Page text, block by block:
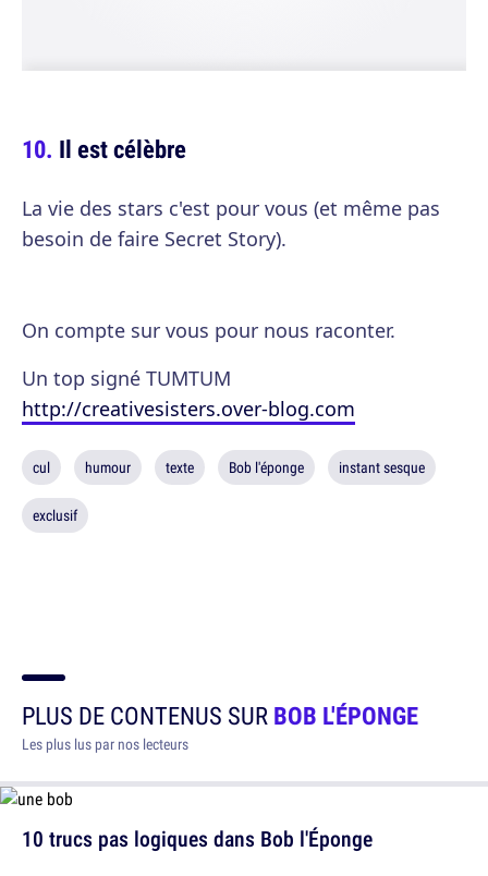
Il est célèbre
La vie des stars c'est pour vous (et même pas
besoin de faire Secret Story).
On compte sur vous pour nous raconter.
Un top signé TUMTUM
http://creativesisters.over-blog.com
cul humour texte Bob l'éponge instant sesque
exclusif
PLUS DE CONTENUS SURBOB L'ÉPONGE
Les plus lus par nos lecteurs
10 trucs pas logiques dans Bob l'Éponge